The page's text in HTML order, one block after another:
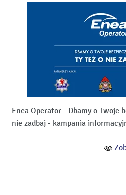
Enea Operator - Dbamy o Twoje
nie zadbaj - kampania